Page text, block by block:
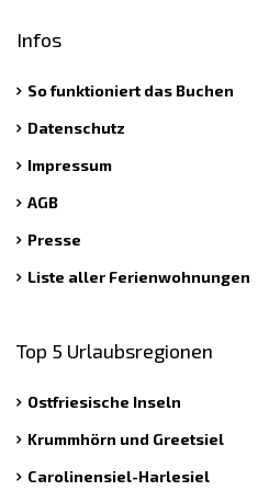
Infos
So funktioniert das Buchen
Datenschutz
Impressum
AGB
Presse
Liste aller Ferienwohnungen
Top 5 Urlaubsregionen
Ostfriesische Inseln
Krummhörn und Greetsiel
Carolinensiel-Harlesiel